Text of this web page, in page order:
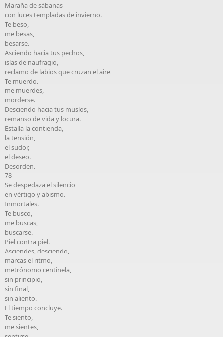
Maraña de sábanas
con luces templadas de invierno.
Te beso,
me besas,
besarse.
Asciendo hacia tus pechos,
islas de naufragio,
reclamo de labios que cruzan el aire.
Te muerdo,
me muerdes,
morderse.
Desciendo hacia tus muslos,
remanso de vida y locura.
Estalla la contienda,
la tensión,
el sudor,
el deseo.
Desorden.
78
Se despedaza el silencio
en vértigo y abismo.
Inmortales.
Te busco,
me buscas,
buscarse.
Piel contra piel.
Asciendes, desciendo,
marcas el ritmo,
metrónomo centinela,
sin principio,
sin final,
sin aliento.
El tiempo concluye.
Te siento,
me sientes,